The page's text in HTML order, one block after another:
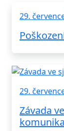
29.
29.
Závada